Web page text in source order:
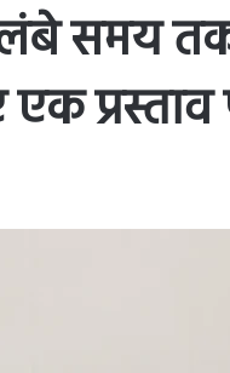
समय तक
प्रस्ताव